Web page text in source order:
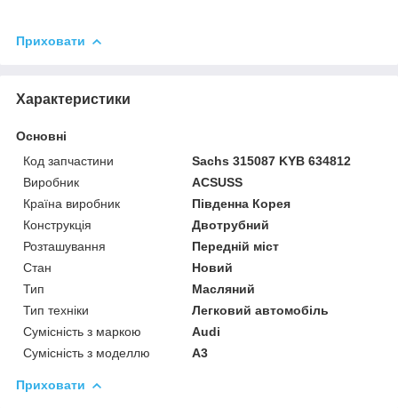
Приховати
Характеристики
Основні
Код запчастини
Sachs 315087 KYB 634812
Виробник
ACSUSS
Країна виробник
Південна Корея
Конструкція
Двотрубний
Розташування
Передній міст
Стан
Новий
Тип
Масляний
Тип техніки
Легковий автомобіль
Сумісність з маркою
Audi
Сумісність з моделлю
A3
Приховати